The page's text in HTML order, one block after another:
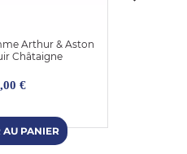
Arthur & Aston
Châtaigne
€